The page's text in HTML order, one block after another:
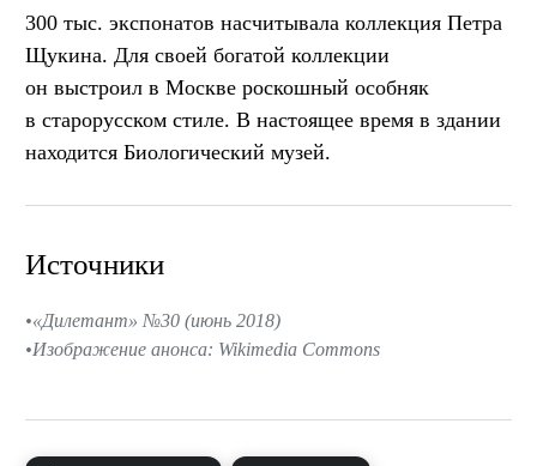
300 тыс. экспонатов насчитывала коллекция Петра
Щукина. Для своей богатой коллекции
он выстроил в Москве роскошный особняк
в старорусском стиле. В настоящее время в здании
находится Биологический музей.
Источники
«Дилетант» №30 (июнь 2018)
Изображение анонса: Wikimedia Commons